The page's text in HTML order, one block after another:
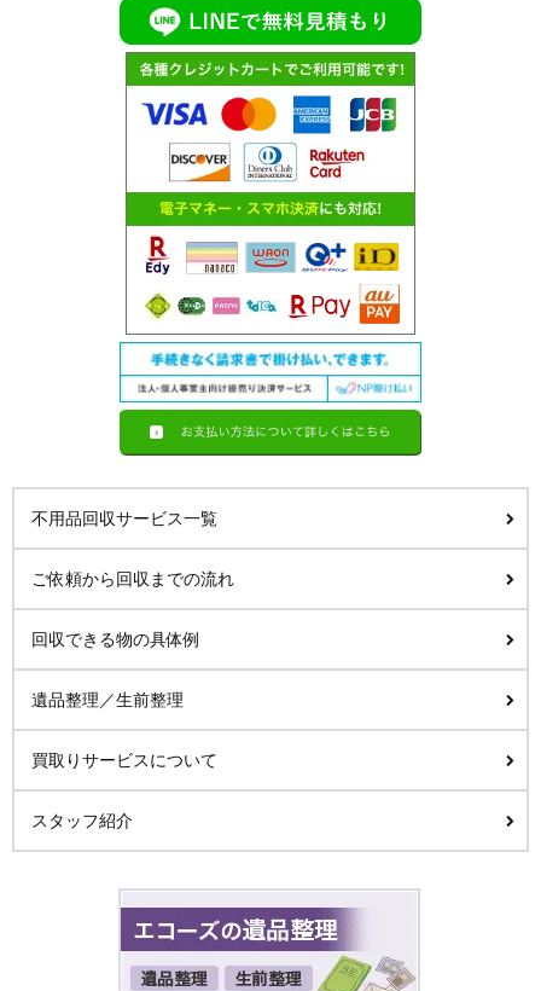
不用品回収サービス一覧
ご依頼から回収までの流れ
回収できる物の具体例
遺品整理／生前整理
買取りサービスについて
スタッフ紹介